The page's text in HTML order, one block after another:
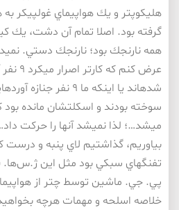
هليكوپتر و يك هواپيماي غولپيكر
گرفته بود. اصلا تمام آن دشت، يك
همه نارنجك بود؛ نارنجك دستي.
عرض كنم
شدهاند يا اينكه ما ۹ نفر
سوخته بودند و اسكلتشان مانده
ميشد…؛ لذا نميشد آنها را حركت
بياوريم، گذاشتيم لاي پنبه و درست
تفنگهاي سبكي بود مثل اين ژ.س‌ها.
پي. جي. ماشين توسط چتر از
خلاصه اسلحه و مهمات هرچه